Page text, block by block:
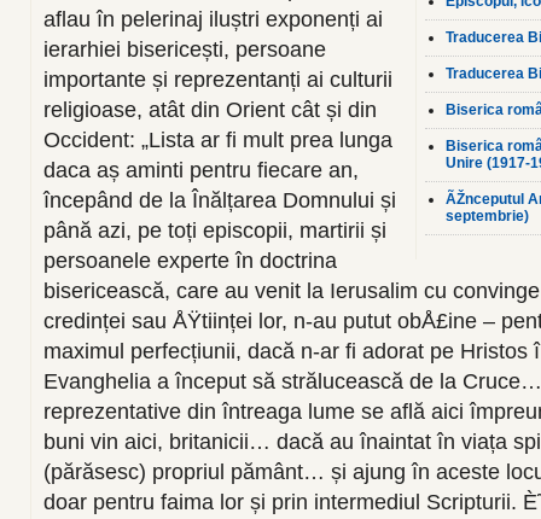
Traducerea
Traducerea
Biserica
Biserica
Unire (1917-
ÃŽnceputul
septembrie)
aflau în pelerinaj iluștri exponenți ai
ierarhiei bisericești, persoane
importante și reprezentanți ai culturii
religioase, atât din Orient cât și din
Occident: „Lista ar fi mult prea lunga
daca aș aminti pentru fiecare an,
începând de la Înălțarea Domnului și
până azi, pe toți episcopii, martirii și
persoanele experte în doctrina
bisericească, care au venit la Ierusalim cu
credinței sau ÅŸtiinței lor, n-au putut obÅ£ine –
maximul perfecțiunii, dacă n-ar fi adorat pe Hristos
Evanghelia a început să strălucească de la
reprezentative din întreaga lume se află aici
buni vin aici, britanicii… dacă au înaintat în viața
(părăsesc) propriul pământ… și ajung în aceste
doar pentru faima lor și prin intermediul Scripturii.